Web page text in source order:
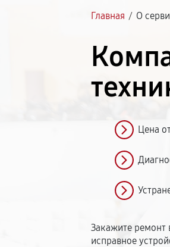
Главная / О
Цена
Закажите
исправное